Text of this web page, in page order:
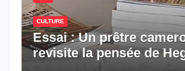
CULTURE
Essai : Un prêtre
revisite la pensée de